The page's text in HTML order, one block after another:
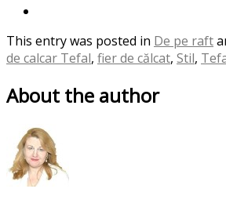
This entry was posted in De pe raft
de calcar Tefal, fier de călcat, Stil,
About the author